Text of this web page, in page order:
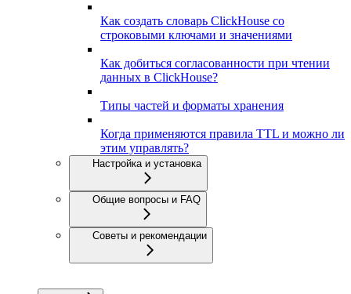
Как создать словарь ClickHouse со
строковыми ключами и значениями
Как добиться согласованности при чтении
данных в ClickHouse?
Типы частей и форматы хранения
Когда применяются правила TTL и можно ли
этим управлять?
Настройка и установка
Общие вопросы и FAQ
Советы и рекомендации